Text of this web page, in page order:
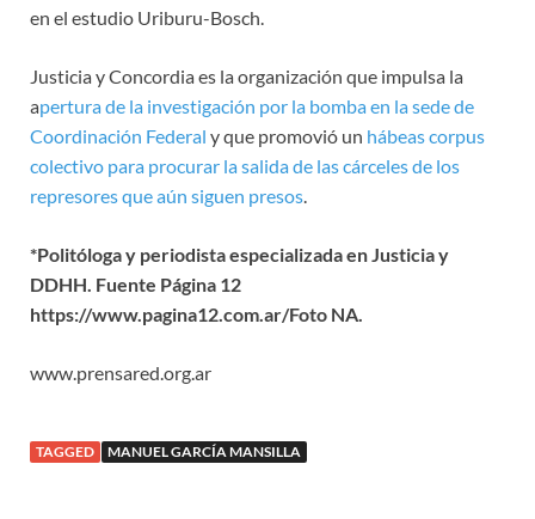
en el estudio Uriburu-Bosch.
Justicia y Concordia es la organización que impulsa la
apertura de la investigación por la bomba en la sede de
Coordinación Federal y que promovió un hábeas corpus
colectivo para procurar la salida de las cárceles de los
represores que aún siguen presos.
*Politóloga y periodista especializada en Justicia y
DDHH. Fuente Página 12
https://www.pagina12.com.ar/Foto NA.
www.prensared.org.ar
TAGGED MANUEL GARCÍA MANSILLA